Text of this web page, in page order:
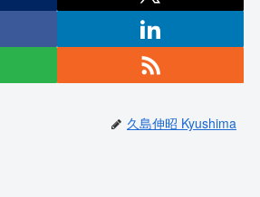
久島伸昭 Kyushima